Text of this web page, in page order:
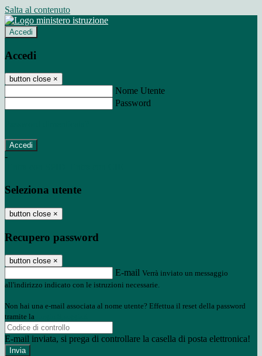
Salta al contenuto
Accedi
Accedi
button close ×
Nome Utente
Password
-
Seleziona utente
button close ×
Recupero password
button close ×
E-mail Verrà inviato un messaggio
all'indirizzo indicato con le istruzioni necessarie.
Non hai una e-mail associata al nome utente? Effettua il reset della password
tramite la
E-mail inviata, si prega di controllare la casella di posta elettronica!